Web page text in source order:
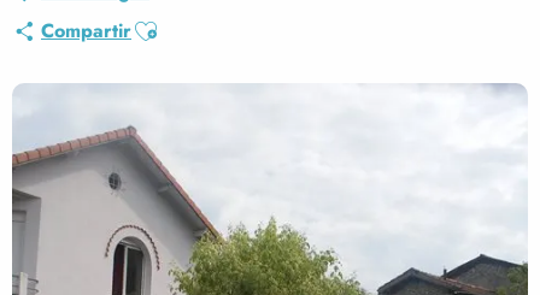
CompartirAjouter aux favoris